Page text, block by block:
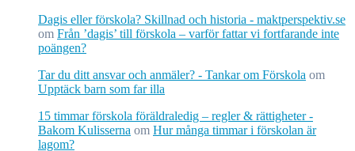
Dagis eller förskola? Skillnad och historia - maktperspektiv.se
om Från ’dagis’ till förskola – varför fattar vi fortfarande inte
poängen?
Tar du ditt ansvar och anmäler? - Tankar om Förskola om
Upptäck barn som far illa
15 timmar förskola föräldraledig – regler & rättigheter -
Bakom Kulisserna om Hur många timmar i förskolan är
lagom?